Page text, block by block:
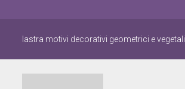
lastra motivi decorativi geometrici e vegetali